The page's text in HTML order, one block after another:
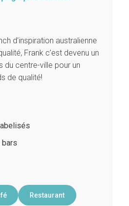
d’inspiration australienne
Frank c’est devenu un
du centre-ville pour un
de qualité!
bars
Restaurant